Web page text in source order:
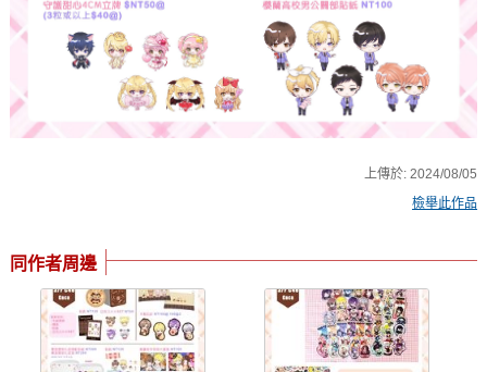
上傳於:2024/08/05
檢舉此作品
同作者周邊